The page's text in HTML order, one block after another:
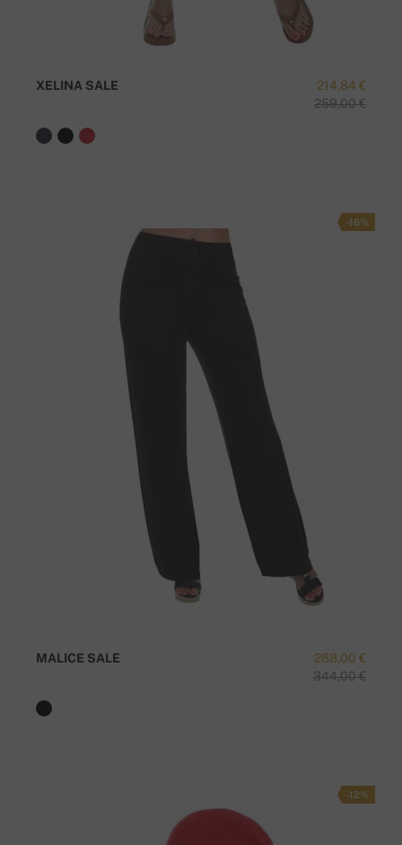
214,84 €
259,00 €
XELINA SALE
-16%
288,00 €
344,00 €
MALICE SALE
-12%